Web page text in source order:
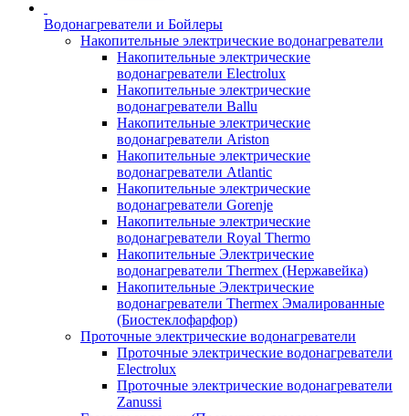
Водонагреватели и Бойлеры
Накопительные электрические водонагреватели
Накопительные электрические
водонагреватели Electrolux
Накопительные электрические
водонагреватели Ballu
Накопительные электрические
водонагреватели Ariston
Накопительные электрические
водонагреватели Atlantic
Накопительные электрические
водонагреватели Gorenje
Накопительные электрические
водонагреватели Royal Thermo
Накопительные Электрические
водонагреватели Thermex (Нержавейка)
Накопительные Электрические
водонагреватели Thermex Эмалированные
(Биостеклофарфор)
Проточные электрические водонагреватели
Проточные электрические водонагреватели
Electrolux
Проточные электрические водонагреватели
Zanussi